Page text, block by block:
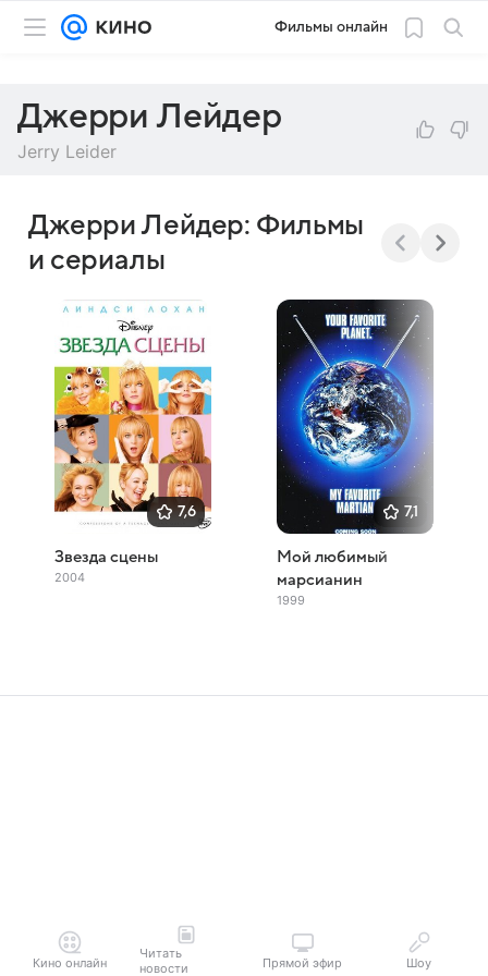
Фильмы онлайн
Джерри Лейдер
Jerry Leider
Джерри Лейдер: Фильмы
и сериалы
7,6
Звезда сцены
2004
7,1
Мой любимый
марсианин
1999
Кино онлайн
Читать
новости
Прямой эфир Шоу